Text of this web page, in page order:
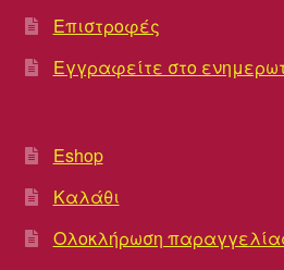
Επιστροφές
Εγγραφείτε στο
Eshop
Καλάθι
Ολοκλήρωση